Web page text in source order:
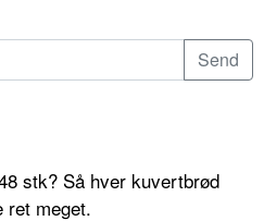
stk? Så hver kuvertbrød
ret meget.